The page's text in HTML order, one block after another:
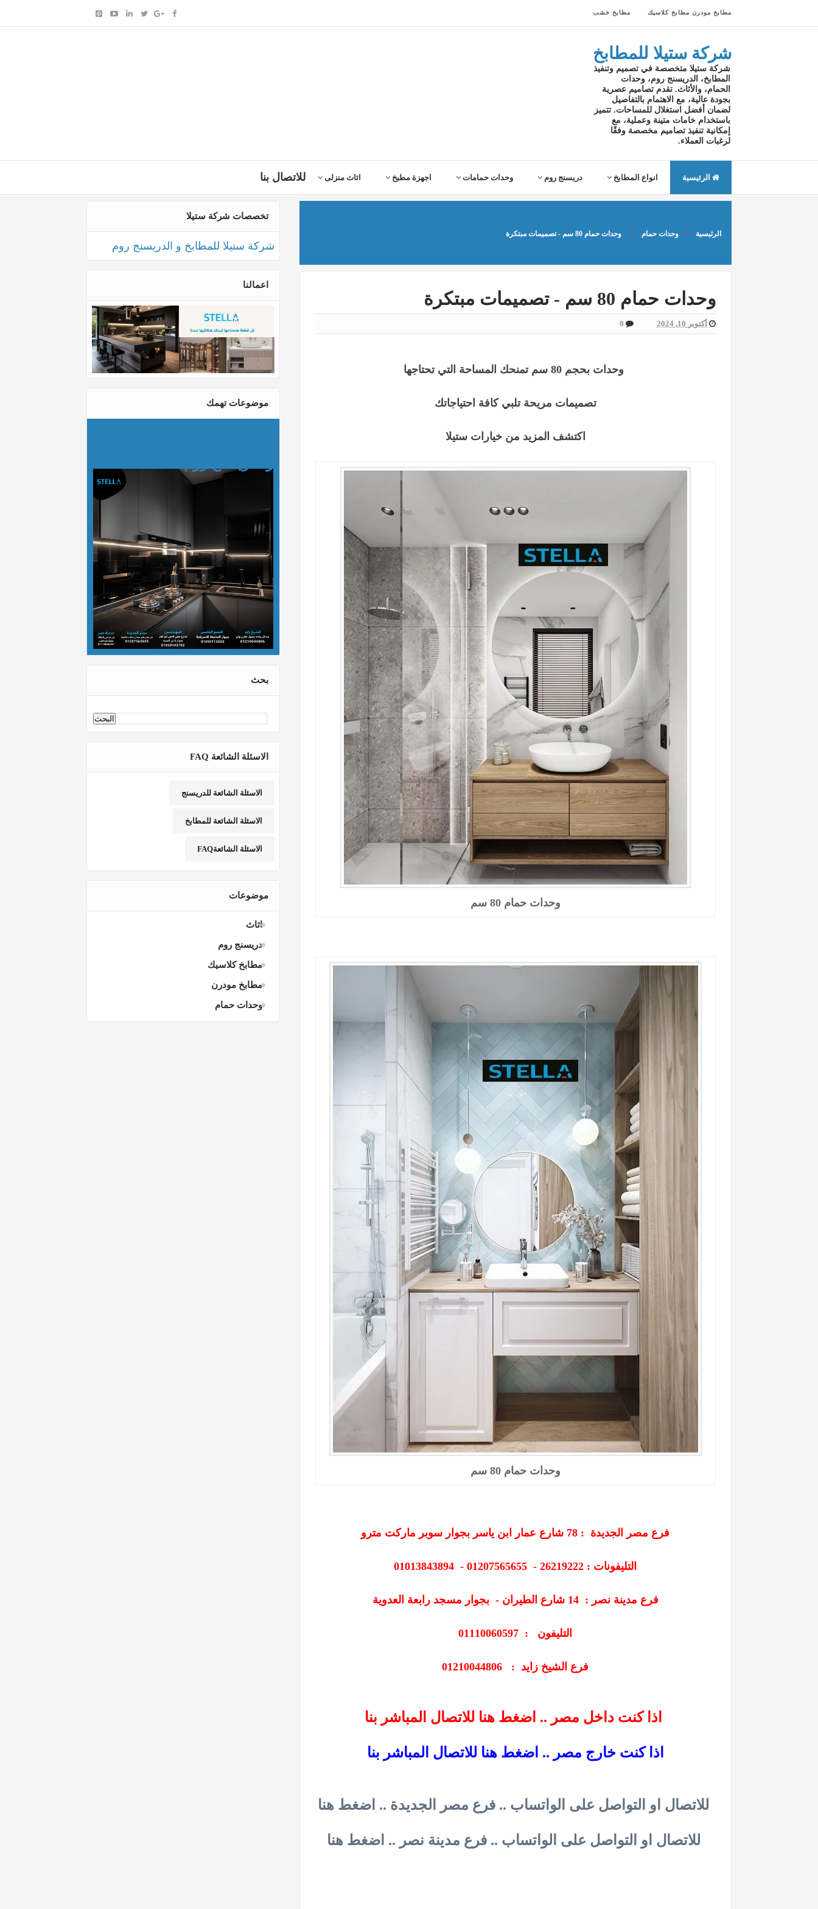
مطابخ مودرن مطابخ كلاسيك مطابخ خشب
شركة ستيلا للمطابخ
شركة ستيلا متخصصة في تصميم وتنفيذ
المطابخ، الدريسنج روم، وحدات
الحمام، والأثاث. تقدم تصاميم عصرية
بجودة عالية، مع الاهتمام بالتفاصيل
لضمان أفضل استغلال للمساحات. تتميز
باستخدام خامات متينة وعملية، مع
إمكانية تنفيذ تصاميم مخصصة وفقًا
لرغبات العملاء.
الرئيسية انواع المطابخ دريسنج روم وحدات حمامات اجهزة مطبخ اثاث منزلى للاتصال بنا
الرئيسية وحدات حمام وحدات حمام 80 سم - تصميمات مبتكرة
وحدات حمام 80 سم - تصميمات مبتكرة
أكتوبر 10, 2024 0
وحدات بحجم 80 سم تمنحك المساحة التي تحتاجها
تصميمات مريحة تلبي كافة احتياجاتك
اكتشف المزيد من خيارات ستيلا
وحدات حمام 80 سم
وحدات حمام 80 سم
فرع مصر الجديدة : 78 شارع عمار ابن ياسر بجوار سوبر ماركت مترو
التليفونات : 26219222 - 01207565655 - 01013843894
فرع مدينة نصر :14 شارع الطيران - بجوار مسجد رابعة العدوية
التليفون : 01110060597
فرع الشيخ زايد : 01210044806
اذا كنت خارج مصر .. اضغط هنا للاتصال المباشر بنا
تخصصات شركة ستيلا
شركة ستيلا للمطابخ و الدريسنج روم
اعمالنا
موضوعات تهمك
بحث
الاسئلة الشائعة FAQ
الاسئلة الشائعة للدريسنج
الاسئلة الشائعة للمطابخ
الاسئلة الشائعةFAQ
موضوعات
اثاث
دريسنج روم
مطابخ كلاسيك
مطابخ مودرن
وحدات حمام